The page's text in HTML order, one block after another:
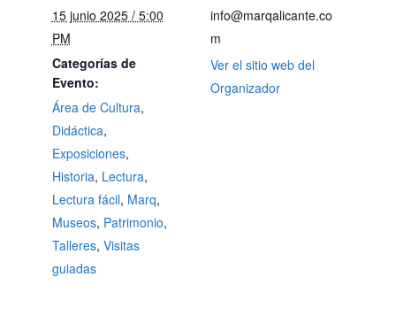
15 junio 2025 / 5:00
PM
Categorías de
Evento:
Área de Cultura,
Didáctica,
Exposiciones,
Historia, Lectura,
Lectura fácil, Marq,
Museos, Patrimonio,
Talleres, Visitas
guiadas
info@marqalicante.co
m
Ver el sitio web del
Organizador